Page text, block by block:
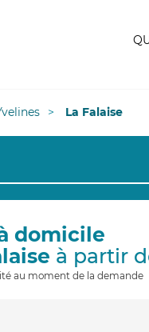
La Falaise
domicile
à partir
au moment de la demande